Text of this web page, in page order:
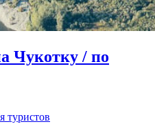
Чукотку / по
туристов